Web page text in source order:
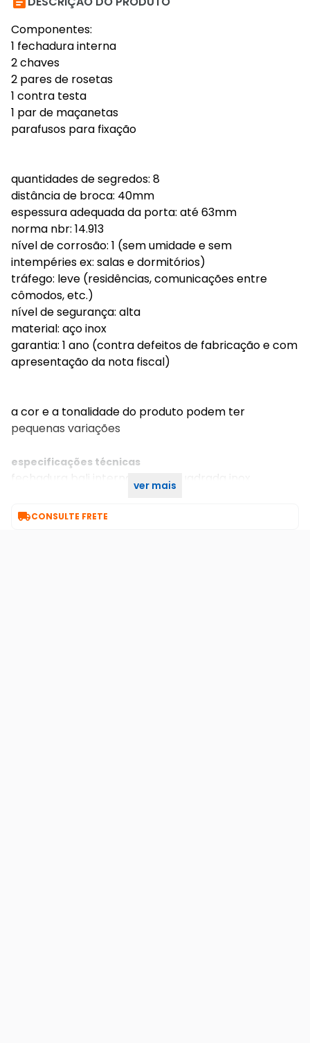
Componentes:
1 fechadura interna
2 chaves
2 pares de rosetas
1 contra testa
1 par de maçanetas
parafusos para fixação
quantidades de segredos: 8
distância de broca: 40mm
espessura adequada da porta: até 63mm
norma nbr: 14.913
nível de corrosão: 1 (sem umidade e sem
intempéries ex: salas e dormitórios)
tráfego: leve (residências, comunicações entre
cômodos, etc.)
nível de segurança: alta
material: aço inox
garantia: 1 ano (contra defeitos de fabricação e com
apresentação da nota fiscal)
a cor e a tonalidade do produto podem ter
pequenas variações
especificações técnicas
fechadura bali interna roseta quadrada inox
ver mais
CONSULTE FRETE